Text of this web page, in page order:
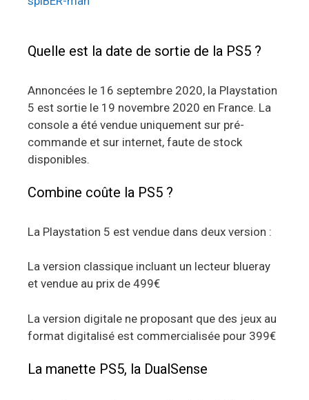
Quelle est la date de sortie de la PS5 ?
Annoncées le 16 septembre 2020, la Playstation
5 est sortie le 19 novembre 2020 en France. La
console a été vendue uniquement sur pré-
commande et sur internet, faute de stock
disponibles.
Combine coûte la PS5 ?
La Playstation 5 est vendue dans deux version :
La version classique incluant un lecteur blueray
et vendue au prix de 499€
La version digitale ne proposant que des jeux au
format digitalisé est commercialisée pour 399€
La manette PS5, la DualSense